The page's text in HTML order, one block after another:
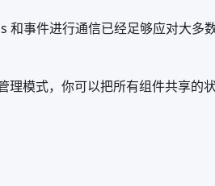
和事件进行通信已经足够应对大多
模式，你可以把所有组件共享的